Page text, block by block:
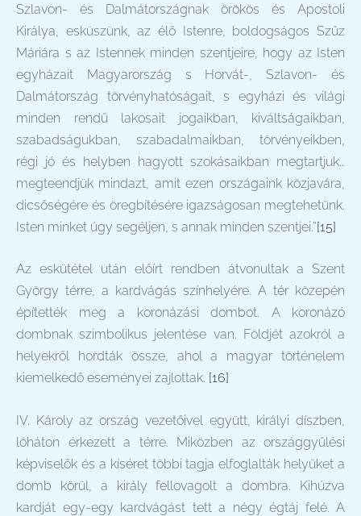
Szlavon- és Dalmátországnak örökös és Apostoli
Királya, esküszünk, az élő Istenre, boldogságos Szűz
Máriára s az Istennek minden szentjeire, hogy az Isten
egyházait Magyarország s Horvát-, Szlavon- és
Dalmátország törvényhatóságait, s egyházi és világi
minden rendű lakosait jogaikban, kiváltságaikban,
szabadságukban, szabadalmaikban, törvényeikben,
régi jó és helyben hagyott szokásaikban megtartjuk…
megteendjük mindazt, amit ezen országaink közjavára,
dicsőségére és öregbítésére igazságosan megtehetünk.
Isten minket úgy segéljen, s annak minden szentjei.”[15]
Az eskütétel után előírt rendben átvonultak a Szent
György térre, a kardvágás színhelyére. A tér közepén
építették meg a koronázási dombot. A koronázó
dombnak szimbolikus jelentése van. Földjét azokról a
helyekről hordták össze, ahol a magyar történelem
kiemelkedő eseményei zajlottak. [16]
IV. Károly az ország vezetőivel együtt, királyi díszben,
lóháton érkezett a térre. Miközben az országgyűlési
képviselők és a kíséret többi tagja elfoglalták helyüket a
domb körül, a király fellovagolt a dombra. Kihúzva
kardját egy-egy kardvágást tett a négy égtáj felé. A